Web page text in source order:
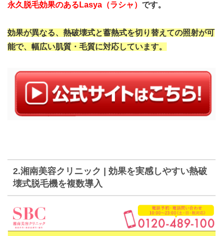
永久脱毛効果のあるLasya（ラシャ） です。
効果が異なる、熱破壊式と蓄熱式を切り替えての照射が可
能で、幅広い肌質・毛質に対応しています。
2.湘南美容クリニック | 効果を実感しやすい熱破
壊式脱毛機を複数導入